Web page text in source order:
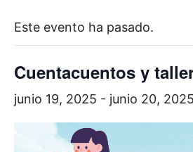
Este evento ha pasado.
Cuentacuentos y
junio 19, 2025 - junio 20, 2025